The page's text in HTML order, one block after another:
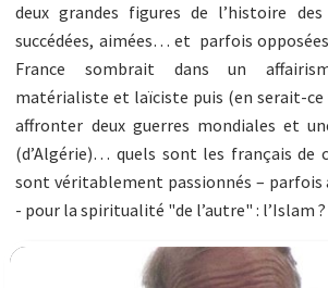
deux grandes figures de l’histoire
succédées, aimées… et parfois
France sombrait dans un
matérialiste et laïciste puis (en serait-ce
affronter deux guerres mondiales et
(d’Algérie)… quels sont les français de
sont véritablement passionnés – parfois
- pour la spiritualité "de l’autre" : l’Islam ?